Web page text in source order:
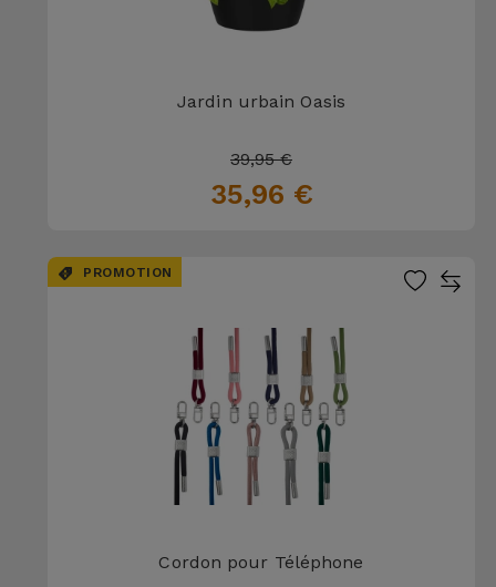
Jardin urbain Oasis
39,95 €
35,96 €
PROMOTION
Cordon pour Téléphone